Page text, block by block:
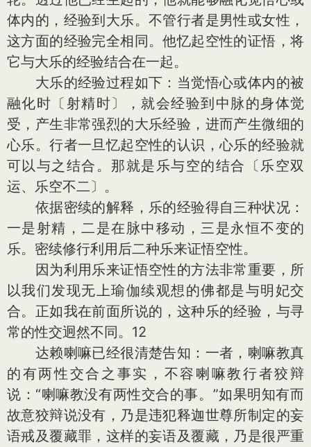
体内的，经验到大乐。不管行者是男性或女性，
这方面的经验完全相同。他忆起空性的证悟，将
它与大乐的经验结合在一起。
大乐的经验过程如下：当觉悟心或体内的被
融化时〔射精时〕，就会经验到中脉的身体觉
受，产生非常强烈的大乐经验，进而产生微细的
心乐。行者一旦忆起空性的认识，心乐的经验就
可以与之结合。那就是乐与空的结合〔乐空双
运、乐空不二〕。
依据密续的解释，乐的经验得自三种状况：
一是射精，二是在脉中移动，三是永恒不变的
乐。密续修行利用后二种乐来证悟空性。
因为利用乐来证悟空性的方法非常重要，所
以我们发现无上瑜伽续观想的佛都是与明妃交
合。正如我在前面所说的，这种乐的经验，与寻
常的性交迥然不同。12
达赖喇嘛已经很清楚告知：一者，喇嘛教真
的有两性交合之事实，不容喇嘛教行者狡辩
说：“喇嘛教没有两性交合的事。”如果明知有而
故意狡辩说没有，乃是违犯释迦世尊所制定的妄
语戒及覆藏罪，这样的妄语及覆藏，乃是很严重